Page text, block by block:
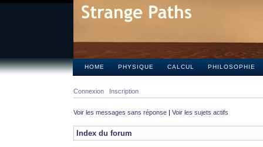
HOME PHYSIQUE CALCUL PHILOSOPHIE
Connexion Inscription
Voir les messages sans réponse | Voir les sujets actifs
Index du forum